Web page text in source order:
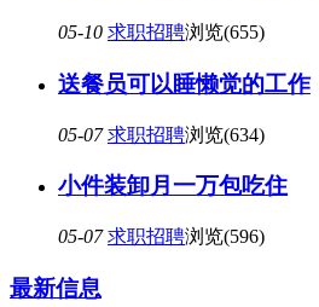
05-10 求职招聘浏览(655)
送餐员可以睡懒觉的工作
05-07 求职招聘浏览(634)
小件装卸月一万包吃住
05-07 求职招聘浏览(596)
最新信息